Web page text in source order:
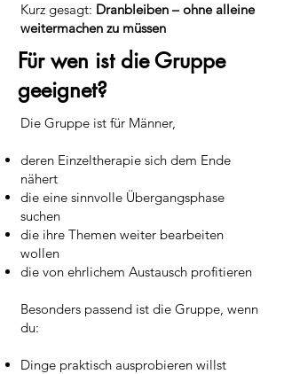
Kurz gesagt: Dranbleiben – ohne alleine
weitermachen zu müssen
Für wen ist die Gruppe
geeignet?
Die Gruppe ist für Männer,
deren Einzeltherapie sich dem Ende
nähert
die eine sinnvolle Übergangsphase
suchen
die ihre Themen weiter bearbeiten
wollen
die von ehrlichem Austausch profitieren
Besonders passend ist die Gruppe, wenn
du:
Dinge praktisch ausprobieren willst